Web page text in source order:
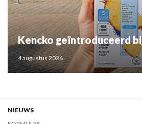
Kencko geïntroduceerd
4 augustus 2026
NIEUWS